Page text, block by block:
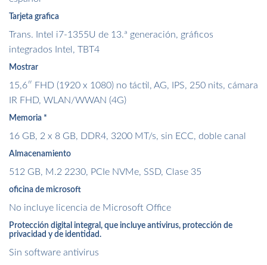
Tarjeta grafica
Trans. Intel i7-1355U de 13.ª generación, gráficos
integrados Intel, TBT4
Mostrar
15,6″ FHD (1920 x 1080) no táctil, AG, IPS, 250 nits, cámara
IR FHD, WLAN/WWAN (4G)
Memoria *
16 GB, 2 x 8 GB, DDR4, 3200 MT/s, sin ECC, doble canal
Almacenamiento
512 GB, M.2 2230, PCIe NVMe, SSD, Clase 35
oficina de microsoft
No incluye licencia de Microsoft Office
Protección digital integral, que incluye antivirus, protección de
privacidad y de identidad.
Sin software antivirus